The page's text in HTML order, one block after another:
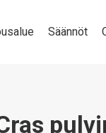
Säännöt